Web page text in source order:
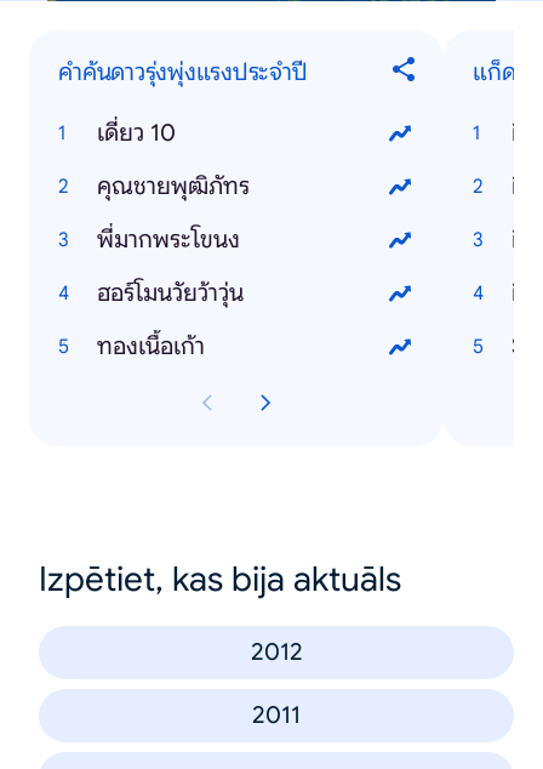
คำค้นดาวรุ่งพุ่งแรงประจำปี
เดี่ยว 10
คุณชายพุฒิภัทร
พี่มากพระโขนง
ฮอร์โมนวัยว้าวุ่น
ทองเนื้อเก้า
แก็ดเจ็
Izpētiet, kas bija aktuāls
2012
2011